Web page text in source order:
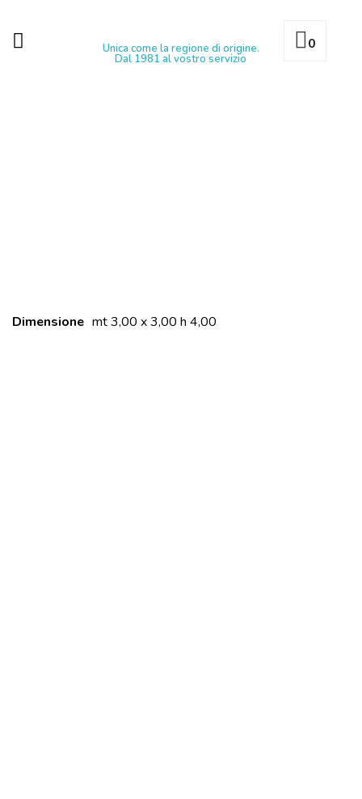
Unica come la regione di origine.
Dal 1981 al vostro servizio
0
Dimensione mt 3,00 x 3,00 h 4,00